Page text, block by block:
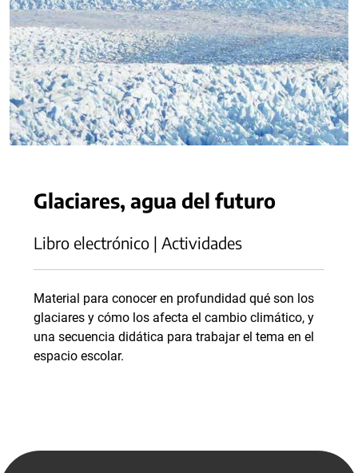
Glaciares, agua del futuro
Libro electrónico | Actividades
Material para conocer en profundidad qué son los
glaciares y cómo los afecta el cambio climático, y
una secuencia didática para trabajar el tema en el
espacio escolar.